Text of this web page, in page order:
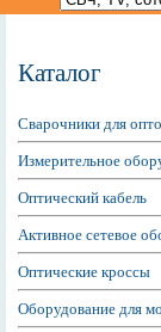
Каталог
Сварочники для
Измерительное
Оптический кабель
Активное сетевое
Оптические кроссы
Оборудование для